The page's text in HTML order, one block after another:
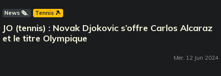
News 🗞️ Tennis 🎾
JO (tennis) : Novak Djokovic s’offre Carlos Alcaraz
et le titre Olympique
Mer, 12 Jun 2024